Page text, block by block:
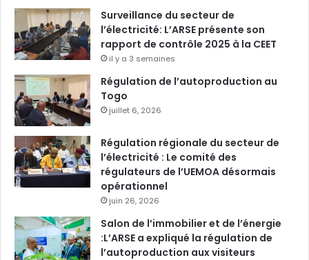
Surveillance du secteur de
l’électricité: L’ARSE présente son
rapport de contrôle 2025 à la CEET
il y a 3 semaines
Régulation de l’autoproduction au
Togo
juillet 6, 2026
Régulation régionale du secteur de
l’électricité : Le comité des
régulateurs de l’UEMOA désormais
opérationnel
juin 26, 2026
Salon de l’immobilier et de l’énergie
:L’ARSE a expliqué la régulation de
l’autoproduction aux visiteurs